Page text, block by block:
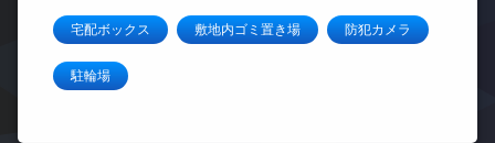
宅配ボックス 敷地内ゴミ置き場 防犯カメラ
駐輪場